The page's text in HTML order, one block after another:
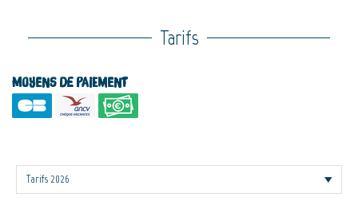
Tarifs
Moyens de paiement